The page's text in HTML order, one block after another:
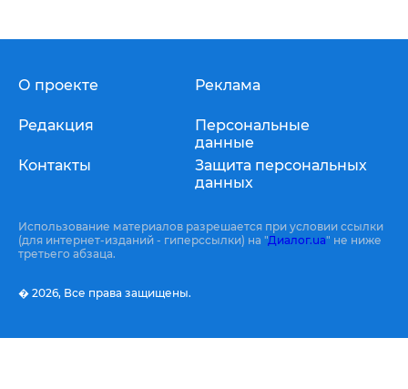
О проекте
Редакция
Контакты
Реклама
Персональные
данные
Защита персональных
данных
Использование материалов разрешается при условии ссылки
(для интернет-изданий - гиперссылки) на "Диалог.ua" не ниже
третьего абзаца.
� 2026, Все права защищены.